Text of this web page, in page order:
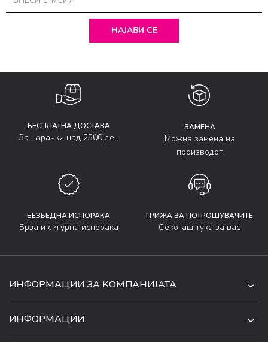
НАЈАВИ СЕ
БЕСПЛАТНА ДОСТАВА
За нарачки над 2500 ден
ЗАМЕНА
Можна замена на
производот
БЕЗБЕДНА ИСПОРАКА
Брза и сигурна испорака
ГРИЖА ЗА ПОТРОШУВАЧИТЕ
Секогаш тука за вас
ИНФОРМАЦИИ ЗА КОМПАНИЈАТА
ИНФОРМАЦИИ